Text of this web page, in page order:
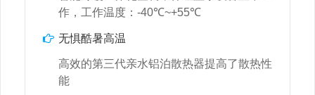
作，工作温度：-40℃~+55℃
无惧酷暑高温
高效的第三代亲水铝泊散热器提高了散热性
能